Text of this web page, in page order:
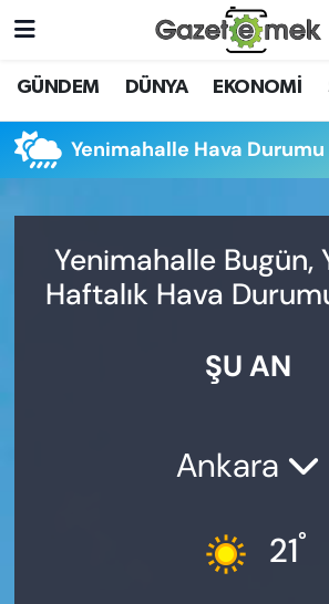
GÜNDEM DÜNYA EKONOMİ
Yenimahalle Hava Durumu
Yenimahalle Bugün,
Haftalık Hava
ŞU AN
Ankara
21°
DÜNYA
EKONOMİ
YENİ MEDYADA EMEK
GAZETECİLİĞİNİ GELİŞTİRMEK
Nöbetçi Eczaneler
Hava Durumu
Trafik Durumu
Süper Lig Puan Durumu ve